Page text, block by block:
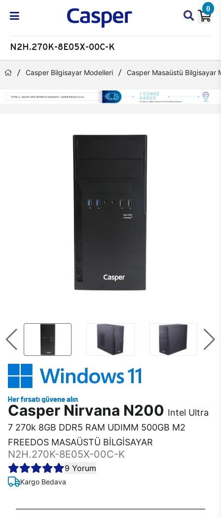
0
N2H.270K-8E05X-00C-K
Casper Bilgisayar Modelleri Casper Masaüstü Bilgisayar
Casper Nirvana N200 Intel Ultra
7 270k 8GB DDR5 RAM UDIMM 500GB M2
FREEDOS MASAÜSTÜ BİLGİSAYAR
N2H.270K-8E05X-00C-K
9 Yorum
Kargo Bedava